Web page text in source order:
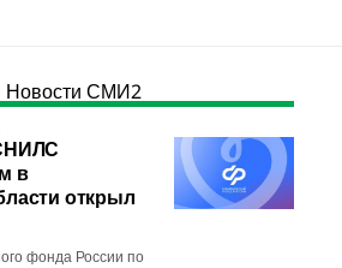
Новости СМИ2
в
открыл
фонда России по